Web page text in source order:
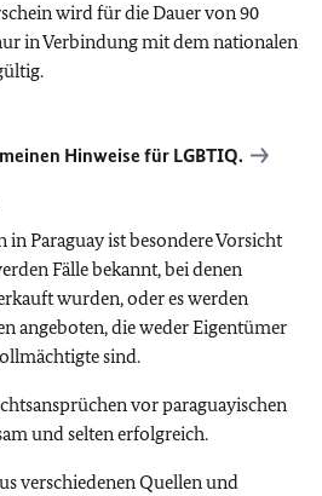
wird für die Dauer von 90
in Verbindung mit dem nationalen
Hinweise für LGBTIQ.
Paraguay ist besondere Vorsicht
Fälle bekannt, bei denen
wurden, oder es werden
angeboten, die weder Eigentümer
sind.
vor paraguayischen
und selten erfolgreich.
verschiedenen Quellen und